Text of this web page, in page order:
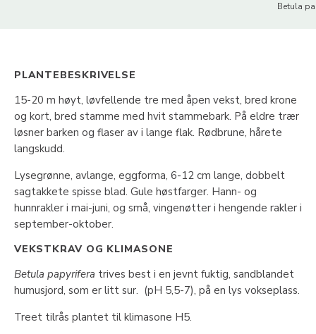
Betula
PLANTEBESKRIVELSE
15-20 m høyt, løvfellende tre med åpen vekst, bred krone
og kort, bred stamme med hvit stammebark. På eldre trær
løsner barken og flaser av i lange flak. Rødbrune, hårete
langskudd.
Lysegrønne, avlange, eggforma, 6-12 cm lange, dobbelt
sagtakkete spisse blad. Gule høstfarger. Hann- og
hunnrakler i mai-juni, og små, vingenøtter i hengende rakler i
september-oktober.
VEKSTKRAV OG KLIMASONE
Betula papyrifera trives best i en jevnt fuktig, sandblandet
humusjord, som er litt sur. (pH 5,5-7), på en lys vokseplass.
Treet tilrås plantet til klimasone H5.